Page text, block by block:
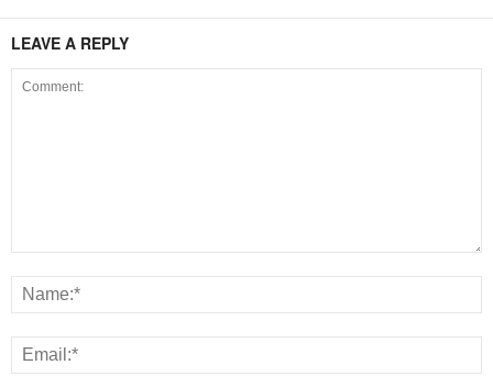
LEAVE A REPLY